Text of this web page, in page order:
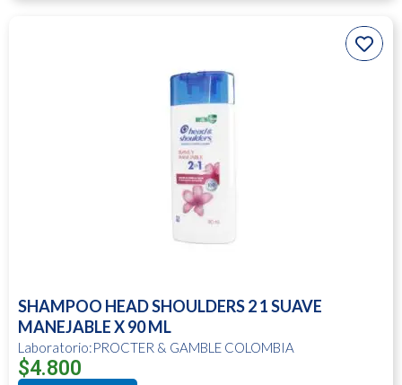
SHAMPOO HEAD SHOULDERS 2 1 SUAVE
MANEJABLE X 90 ML
Laboratorio:PROCTER & GAMBLE COLOMBIA
$4.800